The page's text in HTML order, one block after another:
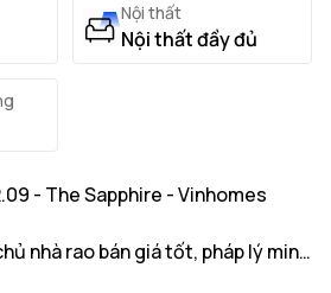
Nội thất
Nội thất đầy đủ
- The Sapphire - Vinhomes
nhà rao bán giá tốt, pháp lý minh
Xem nhà ngay.